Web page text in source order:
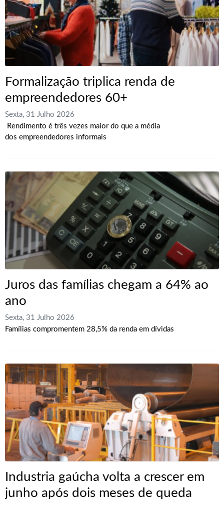
Formalização triplica renda de
empreendedores 60+
Sexta, 31 Julho 2026
Rendimento é três vezes maior do que a média
dos empreendedores informais
Juros das famílias chegam a 64% ao
ano
Sexta, 31 Julho 2026
Famílias compromentem 28,5% da renda em dívidas
Industria gaúcha volta a crescer em
junho após dois meses de queda